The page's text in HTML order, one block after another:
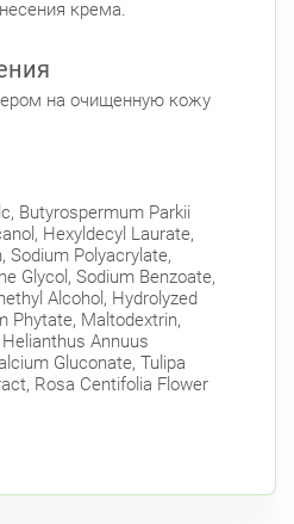
крема.
на очищенную кожу
Butyrospermum Parkii
Hexyldecyl Laurate,
Sodium Polyacrylate,
Glycol, Sodium Benzoate,
Alcohol, Hydrolyzed
Phytate, Maltodextrin,
Annuus
Gluconate, Tulipa
Rosa Centifolia Flower